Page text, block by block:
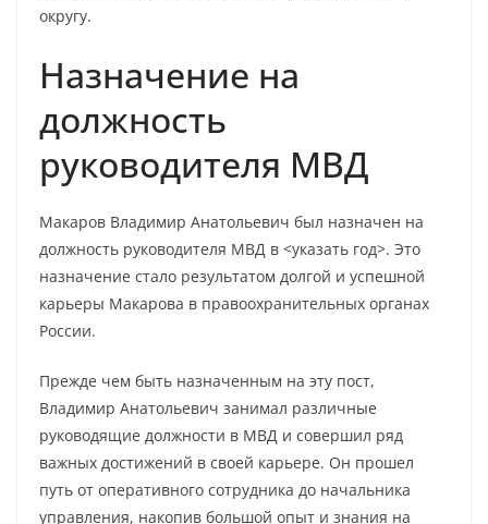
округу.
Назначение на
должность
руководителя МВД
Макаров Владимир Анатольевич был назначен на
должность руководителя МВД в <указать год>. Это
назначение стало результатом долгой и успешной
карьеры Макарова в правоохранительных органах
России.
Прежде чем быть назначенным на эту пост,
Владимир Анатольевич занимал различные
руководящие должности в МВД и совершил ряд
важных достижений в своей карьере. Он прошел
путь от оперативного сотрудника до начальника
управления, накопив большой опыт и знания на